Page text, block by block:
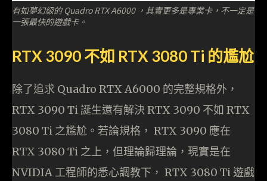
有如夢幻級的 Quadro RTX A6000 ，其實更多是專業卡，不一定是
一張最快的遊戲卡。
RTX 3090 不如 RTX 3080 Ti 的尷尬
除了追求 Quadro RTX A6000 的完整規格外，
RTX 3090 Ti 誕生還有解決 RTX 3090 不如 RTX
3080 Ti 之尷尬。若論規格， RTX 3090 應在
RTX 3080 Ti 之上，但理論歸理論，現實是在
NVIDIA 工程師的悉心調教下， RTX 3080 Ti 遊戲